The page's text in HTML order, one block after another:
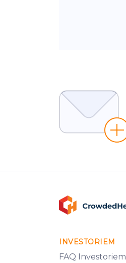
INVESTORIEM
FAQ Investoriem